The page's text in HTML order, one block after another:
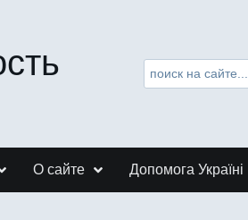
О сайте Допомога Україні